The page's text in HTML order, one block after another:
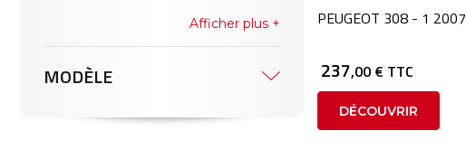
PEUGEOT 308 - 1 2007
237,00 € TTC
DÉCOUVRIR
Afficher plus
MODÈLE